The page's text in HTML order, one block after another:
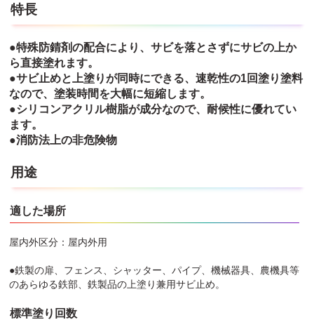
特長
●特殊防錆剤の配合により、サビを落とさずにサビの上か
ら直接塗れます。
●サビ止めと上塗りが同時にできる、速乾性の1回塗り塗料
なので、塗装時間を大幅に短縮します。
●シリコンアクリル樹脂が成分なので、耐候性に優れてい
ます。
●消防法上の非危険物
用途
適した場所
屋内外区分：屋内外用
●鉄製の扉、フェンス、シャッター、パイプ、機械器具、農機具等
のあらゆる鉄部、鉄製品の上塗り兼用サビ止め。
標準塗り回数